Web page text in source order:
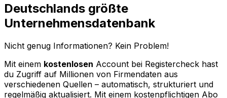
Deutschlands größte
Unternehmensdatenbank
Nicht genug Informationen? Kein Problem!
Mit einem kostenlosen Account bei Registercheck hast
du Zugriff auf Millionen von Firmendaten aus
verschiedenen Quellen – automatisch, strukturiert und
regelmäßig aktualisiert. Mit einem kostenpflichtigen Abo